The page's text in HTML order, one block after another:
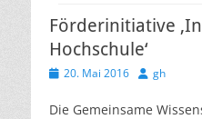
Förderinitiative
Hochschule‘
Veröffentlicht
20. Mai 2016 Autor
gh
Die Gemeinsame